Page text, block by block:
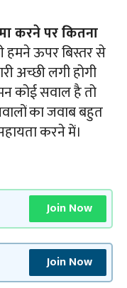
करने पर कितना
हमने ऊपर बिस्तर से
अच्छी लगी होगी
सवाल है तो
का जवाब बहुत
करने में।
Join Now
Join Now